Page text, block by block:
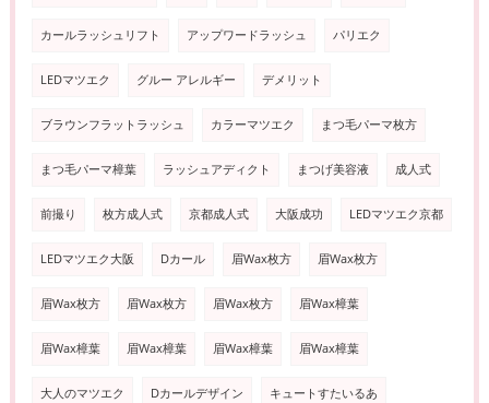
カールラッシュリフト アップワードラッシュ パリエク
LEDマツエク グルー アレルギー デメリット
ブラウンフラットラッシュ カラーマツエク まつ毛パーマ枚方
まつ毛パーマ樟葉 ラッシュアディクト まつげ美容液 成人式
前撮り 枚方成人式 京都成人式 大阪成功 LEDマツエク京都
LEDマツエク大阪 Dカール 眉Wax枚方 眉Wax枚方
眉Wax枚方 眉Wax枚方 眉Wax枚方 眉Wax樟葉
眉Wax樟葉 眉Wax樟葉 眉Wax樟葉 眉Wax樟葉
大人のマツエク Dカールデザイン キュートすたいるあ